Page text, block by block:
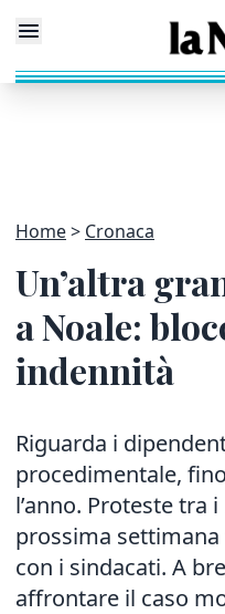
Home Cronaca
Un’altra
a Noale:
indennità
Riguarda i
procedimentale,
l’anno. Proteste tra
prossima
con i sindacati. A
affrontare il caso